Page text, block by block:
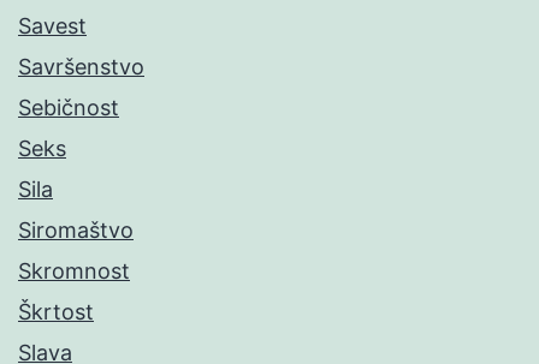
Savest
Savršenstvo
Sebičnost
Seks
Sila
Siromaštvo
Skromnost
Škrtost
Slava